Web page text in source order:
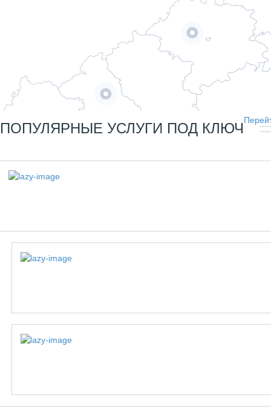
ПОПУЛЯРНЫЕ УСЛУГИ ПОД КЛЮЧ